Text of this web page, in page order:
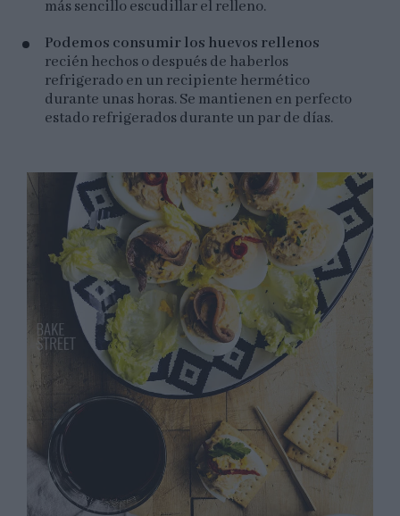
más sencillo escudillar el relleno.
Podemos consumir los huevos rellenos
recién hechos o después de haberlos
refrigerado en un recipiente hermético
durante unas horas. Se mantienen en perfecto
estado refrigerados durante un par de días.